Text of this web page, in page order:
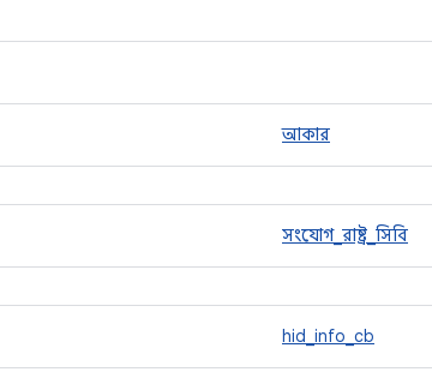
আকার
সংযোগ_রাষ্ট্র_সিবি
hid_info_cb